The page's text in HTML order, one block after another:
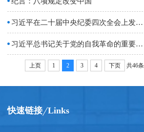
习近平在二十届中央纪委四次全会上发表重要讲话
习近平总书记关于党的自我革命的重要思想的科学内涵与时代价值
上页 1 2 3 4 下页 共46条
快速链接 Links